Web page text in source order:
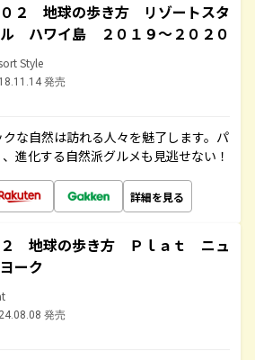
２ 地球の歩き方 リゾートスタ
ハワイ島 ２０１９～２０２０
Style
発売
な自然は訪れる人々を魅了します。パ
進化する自然派グルメも見逃せない！
詳細を見る
２ 地球の歩き方 Ｐｌａｔ ニュ
ーク
発売